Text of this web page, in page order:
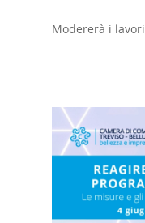
Modererà i lavori